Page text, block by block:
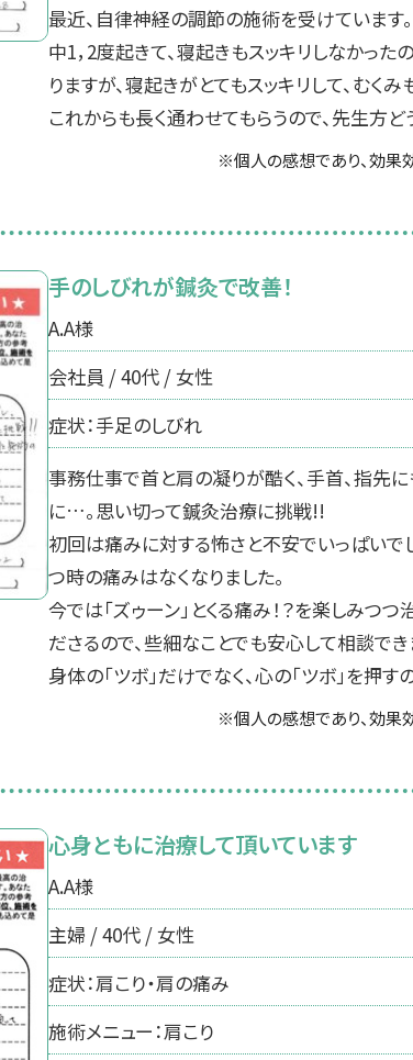
最近、自律神経の調節の施術を受けています
中1，2度起きて、寝起きもスッキリしなかっ
りますが、寝起きがとてもスッキリして、むく
これからも長く通わせてもらうので、先生方ど
※個人の感想であり、効果
手のしびれが鍼灸で改善！
A.A様
会社員 / 40代 / 女性
症状：手足のしびれ
事務仕事で首と肩の凝りが酷く、手首、指先
に…。思い切って鍼灸治療に挑戦!!
初回は痛みに対する怖さと不安でいっぱい
つ時の痛みはなくなりました。
今では「ズゥーン」とくる痛み！？を楽しみつ
ださるので、些細なことでも安心して相談でき
身体の「ツボ」だけでなく、心の「ツボ」を押す
※個人の感想であり、効果
心身ともに治療して頂いています
A.A様
主婦 / 40代 / 女性
症状：肩こり・肩の痛み
施術メニュー：肩こり